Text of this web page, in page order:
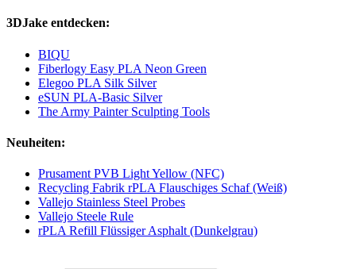
3DJake entdecken:
BIQU
Fiberlogy Easy PLA Neon Green
Elegoo PLA Silk Silver
eSUN PLA-Basic Silver
The Army Painter Sculpting Tools
Neuheiten:
Prusament PVB Light Yellow (NFC)
Recycling Fabrik rPLA Flauschiges Schaf (Weiß)
Vallejo Stainless Steel Probes
Vallejo Steele Rule
rPLA Refill Flüssiger Asphalt (Dunkelgrau)